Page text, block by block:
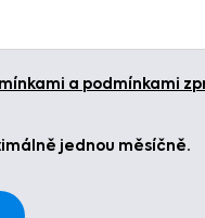
a podmínkami
jednou měsíčně.